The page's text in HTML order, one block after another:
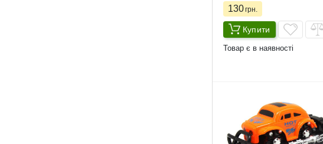
130грн.
Купити
Товар є в наявності